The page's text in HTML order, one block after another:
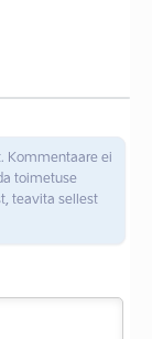
Kommentaare ei
toimetuse
teavita sellest